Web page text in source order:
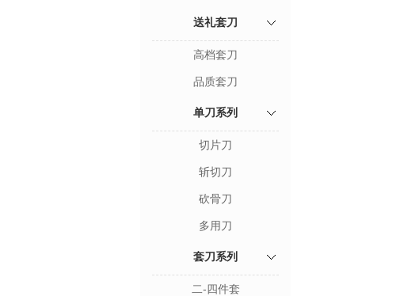
送礼套刀
高档套刀
品质套刀
单刀系列
切片刀
斩切刀
砍骨刀
多用刀
套刀系列
二-四件套